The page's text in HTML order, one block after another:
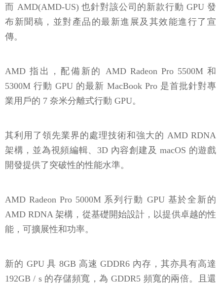
而 AMD(AMD-US) 也針對該公司的新款行動 GPU 發
布新聞稿，並對產品的最新進展及其效能進行了宣
傳。
AMD 指出，配備新的 AMD Radeon Pro 5500M 和
5300M 行動 GPU 的最新 MacBook Pro 是首批針對專
業用戶的 7 奈米分離式行動 GPU。
其利用了領先業界的處理技術和強大的 AMD RDNA
架構，並為視頻編輯、3D 內容創建及 macOS 的遊戲
開發提供了突破性的性能水準。
AMD Radeon Pro 5000M 系列行動 GPU 基於全新的
AMD RDNA 架構，從基礎開始設計，以提供卓越的性
能，可擴展性和功率。
新的 GPU 具 8GB 高速 GDDR6 內存，其亦具有高達
192GB / s 的存儲頻寬，為 GDDR5 頻寬的兩倍。且還